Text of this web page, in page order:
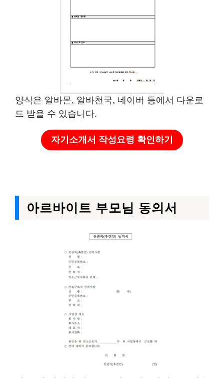
양식은 알바몬, 알바천국, 네이버 등에서 다운로
드 받을 수 있습니다.
자기소개서 작성요령 확인하기
아르바이트 부모님 동의서